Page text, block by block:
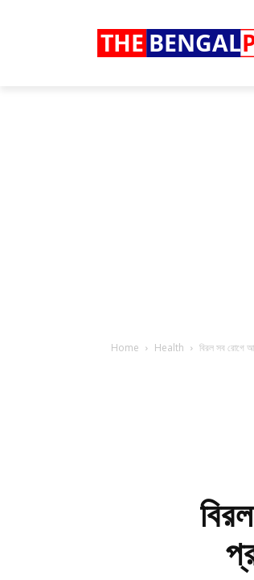
THE BENGAL
Home Health বিরল সব রোগে